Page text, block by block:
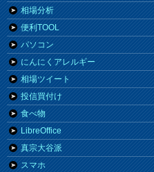
相場分析
便利TOOL
パソコン
にんにくアレルギー
相場ツイート
投信買付け
食べ物
LibreOffice
真宗大谷派
スマホ